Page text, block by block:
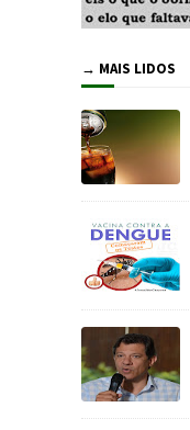
→ MAIS LIDOS